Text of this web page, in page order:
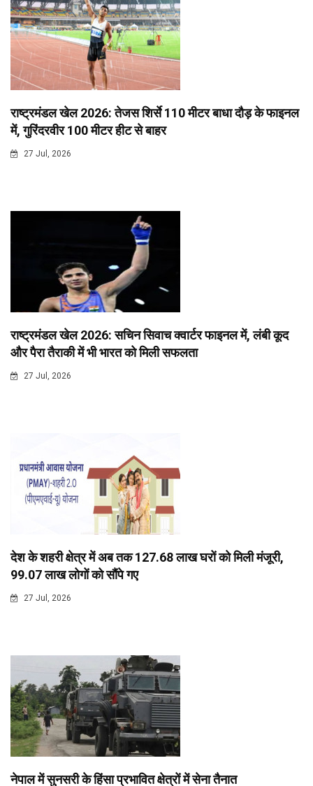
राष्ट्रमंडल खेल 2026: तेजस शिर्से 110 मीटर बाधा दौड़ के फाइनल
में, गुरिंदरवीर 100 मीटर हीट से बाहर
27 Jul, 2026
राष्ट्रमंडल खेल 2026: सचिन सिवाच क्वार्टर फाइनल में, लंबी कूद
और पैरा तैराकी में भी भारत को मिली सफलता
27 Jul, 2026
देश के शहरी क्षेत्र में अब तक 127.68 लाख घरों को मिली मंजूरी,
99.07 लाख लोगों को सौंपे गए
27 Jul, 2026
नेपाल में सुनसरी के हिंसा प्रभावित क्षेत्रों में सेना तैनात